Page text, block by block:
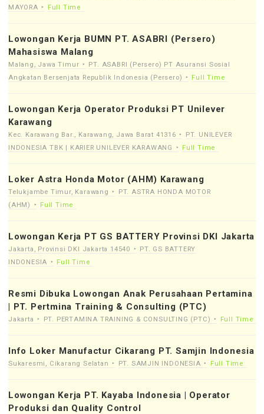
MAYORA
Full Time
Lowongan Kerja BUMN PT. ASABRI (Persero)
Mahasiswa Malang
Malang, Jawa Timur
PT. ASABRI (Persero) PT Asuransi Sosial
Angkatan Bersenjata Republik Indonesia (Persero)
Full Time
Lowongan Kerja Operator Produksi PT Unilever
Karawang
Kec. Karawang Bar., Karawang, Jawa Barat 41316
PT. UNILEVER
INDONESIA TBK | KARIER UNILEVER KARAWANG
Full Time
Loker Astra Honda Motor (AHM) Karawang
Telukjambe Timur, Karawang
PT. ASTRA HONDA MOTOR
(AHM)
Full Time
Lowongan Kerja PT GS BATTERY Provinsi DKI Jakarta
Jakarta, Provinsi DKI Jakarta 14540
PT. GS BATTERY
INDONESIA
Full Time
Resmi Dibuka Lowongan Anak Perusahaan Pertamina
| PT. Pertmina Training & Consulting (PTC)
Jakarta PT. PERTAMINA TRAINING & CONSULTING (PTC) Full Time
Info Loker Manufactur Cikarang PT. Samjin Indonesia
Sukaresmi, Cikarang Selatan PT. SAMJIN INDONESIA Full Time
Lowongan Kerja PT. Kayaba Indonesia | Operator
Produksi dan Quality Control